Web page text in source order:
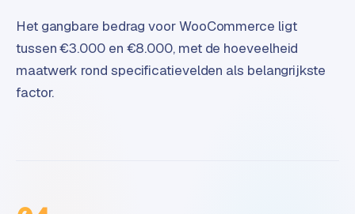
Het gangbare bedrag voor WooCommerce ligt
tussen €3.000 en €8.000, met de hoeveelheid
maatwerk rond specificatievelden als belangrijkste
factor.